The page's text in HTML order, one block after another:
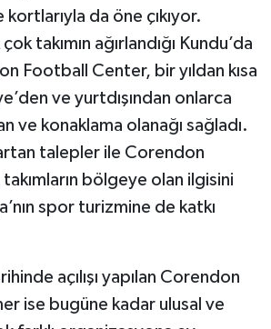
kortlarıyla da öne çıkıyor.
takımın ağırlandığı Kundu’da
Football Center, bir yıldan kısa
ve yurtdışından onlarca
ve konaklama olanağı sağladı.
talepler ile Corendon
bölgeye olan ilgisini
spor turizmine de katkı
açılışı yapılan Corendon
ise bugüne kadar ulusal ve